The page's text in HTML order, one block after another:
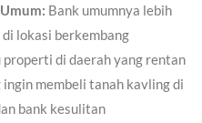
Bank umumnya lebih
lokasi berkembang
di daerah yang rentan
membeli tanah kavling di
bank kesulitan